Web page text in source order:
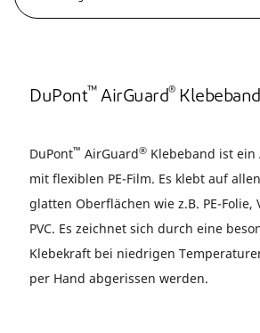
DuPont™ AirGuard® Klebeband
DuPont™ AirGuard® Klebeband ist ein
mit flexiblen PE-Film. Es klebt auf
glatten Oberflächen wie z.B. PE-Folie,
PVC. Es zeichnet sich durch eine
Klebekraft bei niedrigen
per Hand abgerissen werden.